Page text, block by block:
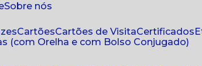
Sobre nós
Cartões Cartões de Visita Certificados
(com Orelha e com Bolso Conjugado)